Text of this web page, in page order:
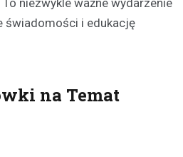
To niezwykle ważne wydarzenie
świadomości i edukację
na Temat